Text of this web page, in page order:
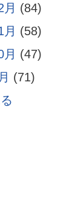
(84)
(58)
(47)
(71)